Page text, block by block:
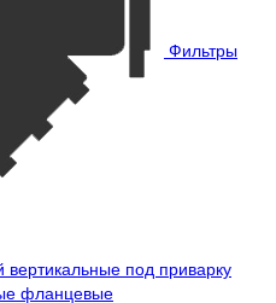
Фильтры
вертикальные под приварку
фланцевые